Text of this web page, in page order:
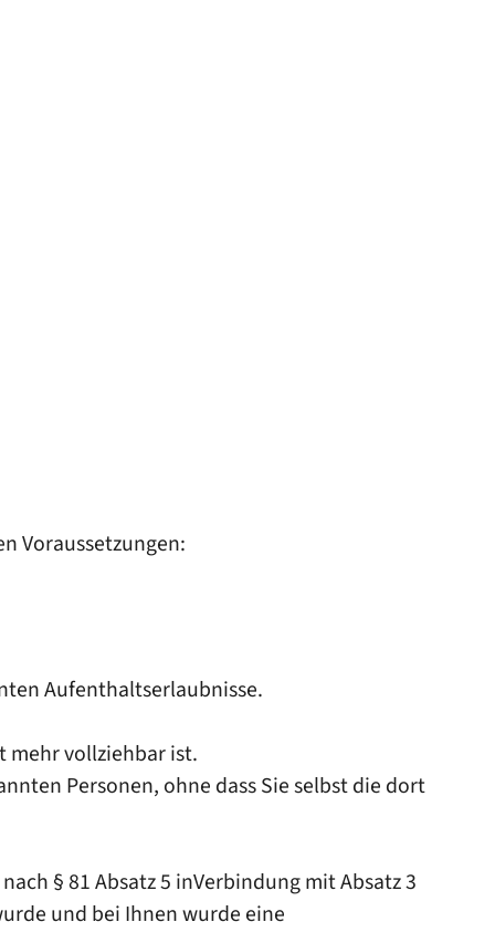
Voraussetzungen:
Aufenthaltserlaubnisse.
mehr vollziehbar ist.
Personen, ohne dass Sie selbst die dort
§ 81 Absatz 5 inVerbindung mit Absatz 3
und bei Ihnen wurde eine